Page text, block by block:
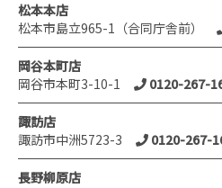
松本本店
松本市島立965-1（合同庁舎前）
岡谷本町店
岡谷市本町3-10-1
0120-267-
諏訪店
諏訪市中洲5723-3
0120-267-
長野柳原店